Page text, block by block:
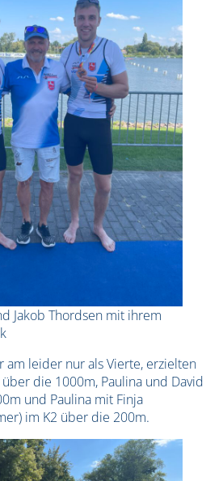
Jakob Thordsen mit ihrem
am leider nur als Vierte, erzielten
die 1000m, Paulina und David
und Paulina mit Finja
im K2 über die 200m.